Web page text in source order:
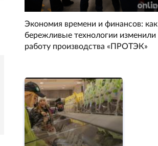
Экономия времени и финансов: как
бережливые технологии изменили
работу производства «ПРОТЭК»